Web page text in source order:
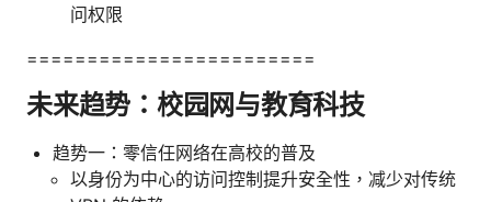
问权限
========================
未来趋势：校园网与教育科技
趋势一：零信任网络在高校的普及
以身份为中心的访问控制提升安全性，减少对传统